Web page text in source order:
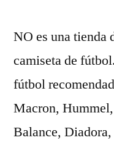
NO es una tienda
camiseta de
fútbol
Macron,
Balance,